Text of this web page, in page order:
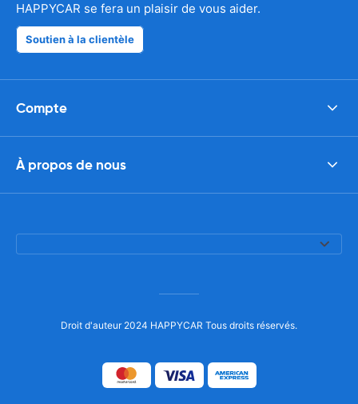
HAPPYCAR se fera un plaisir de vous aider.
Soutien à la clientèle
Compte
À propos de nous
Droit d'auteur 2024 HAPPYCAR Tous droits réservés.